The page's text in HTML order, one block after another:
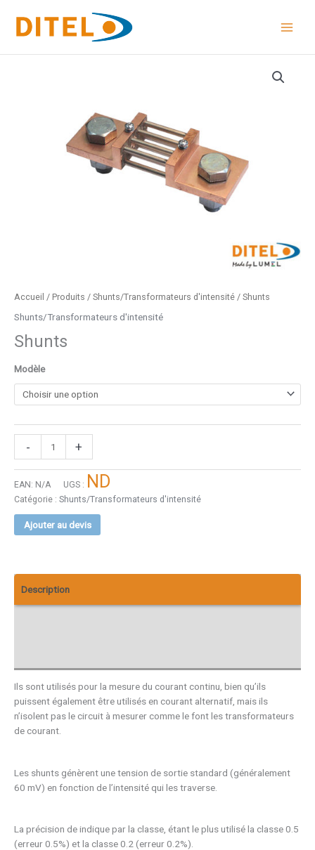
contenu
Accueil / Produits / Shunts/Transformateurs d'intensité / Shunts
Shunts/Transformateurs d'intensité
Shunts
Modèle
- +
EAN: N/A UGS : ND
Catégorie : Shunts/Transformateurs d'intensité
Ajouter au devis
Description
Ils sont utilisés pour la mesure du courant continu, bien qu’ils
puissent également être utilisés en courant alternatif, mais ils
n’isolent pas le circuit à mesurer comme le font les transformateurs
de courant.
Les shunts génèrent une tension de sortie standard (généralement
60 mV) en fonction de l’intensité qui les traverse.
La précision de indique par la classe, étant le plus utilisé la classe 0.5
(erreur 0.5%) et la classe 0.2 (erreur 0.2%).